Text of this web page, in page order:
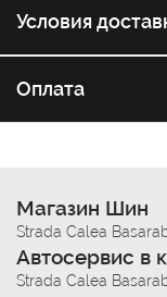
Условия
Оплата
Магазин Шин
Strada Calea
Автосервис в
Strada Calea